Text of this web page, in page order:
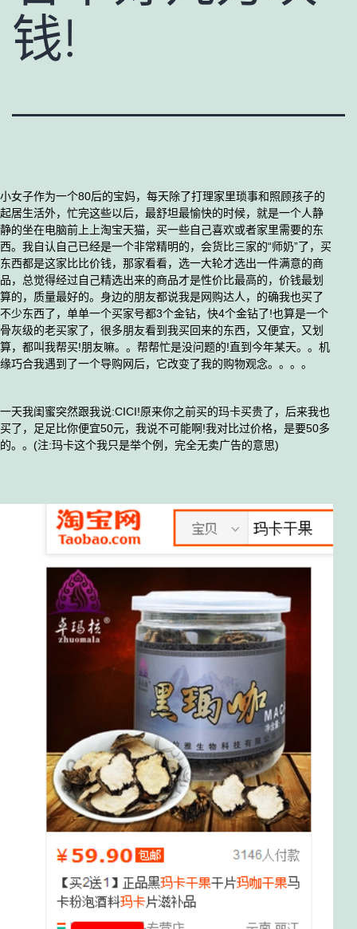
钱!
小女子作为一个80后的宝妈，每天除了打理家里琐事和照顾孩子的
起居生活外，忙完这些以后，最舒坦最愉快的时候，就是一个人静
静的坐在电脑前上上淘宝天猫，买一些自己喜欢或者家里需要的东
西。我自认自己已经是一个非常精明的，会货比三家的“师奶”了，买
东西都是这家比比价钱，那家看看，选一大轮才选出一件满意的商
品，总觉得经过自己精选出来的商品才是性价比最高的，价钱最划
算的，质量最好的。身边的朋友都说我是网购达人，的确我也买了
不少东西了，单单一个买家号都3个金钻，快4个金钻了!也算是一个
骨灰级的老买家了，很多朋友看到我买回来的东西，又便宜，又划
算，都叫我帮买!朋友嘛。。帮帮忙是没问题的!直到今年某天。。机
缘巧合我遇到了一个导购网后，它改变了我的购物观念。。。。
一天我闺蜜突然跟我说:CICI!原来你之前买的玛卡买贵了，后来我也
买了，足足比你便宜50元，我说不可能啊!我对比过价格，是要50多
的。。(注:玛卡这个我只是举个例，完全无卖广告的意思)